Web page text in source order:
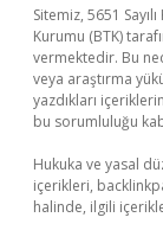
Sitemiz, 5651
Kurumu (BTK)
vermektedir. Bu
veya araştırma
yazdıkları
bu sorumluluğu
Hukuka ve yasal
içerikleri,
halinde, ilgili